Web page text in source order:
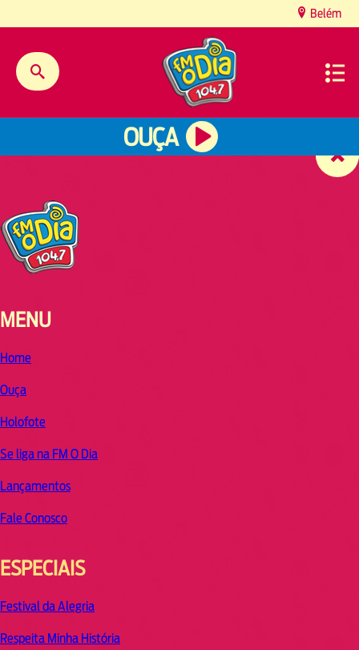
Belém
OUÇA
MENU
Home
Ouça
Holofote
Se liga na FM O Dia
Lançamentos
Fale Conosco
ESPECIAIS
Festival da Alegria
Respeita Minha História